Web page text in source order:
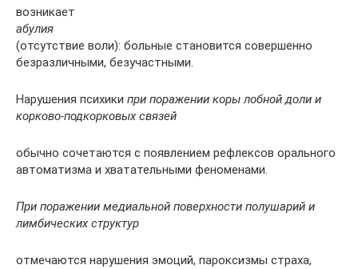
возникает
абулия
(отсутствие воли): больные становится совершенно
безразличными, безучастными.
Нарушения психики при поражении коры лобной доли и
корково-подкорковых связей
обычно сочетаются с появлением рефлексов орального
автоматизма и хватательными феноменами.
При поражении медиальной поверхности полушарий и
лимбических структур
отмечаются нарушения эмоций, пароксизмы страха,